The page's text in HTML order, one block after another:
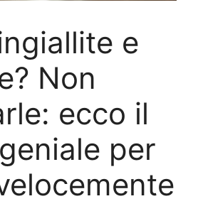
e
Non
ecco il
per